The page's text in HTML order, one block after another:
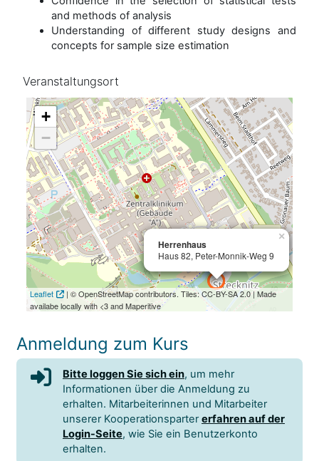
and methods of analysis
Understanding of different study designs and
concepts for sample size estimation
Veranstaltungsort
Herrenhaus
Haus 82, Peter-Monnik-Weg 9
×
Herrenhaus
Haus 82, Peter-Monnik-Weg 9
×
+
−
Leaflet
| © OpenStreetMap contributors. Tiles: CC-BY-SA 2.0 | Made
availabe locally with <3 and Maperitive
Anmeldung zum Kurs
Bitte loggen Sie sich ein, um mehr
Informationen über die Anmeldung zu
erhalten. Mitarbeiterinnen und Mitarbeiter
unserer Kooperationsparter erfahren auf der
Login-Seite, wie Sie ein Benutzerkonto
erhalten.